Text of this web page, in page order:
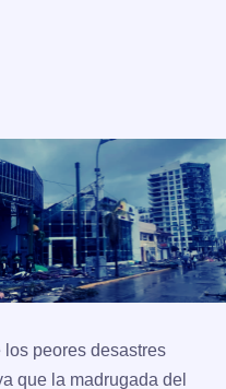
peores desastres
que la madrugada del